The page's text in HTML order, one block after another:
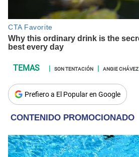
SON TENTACIÓN ANGIE CHÁVEZ
Prefiero a El Popular en Google